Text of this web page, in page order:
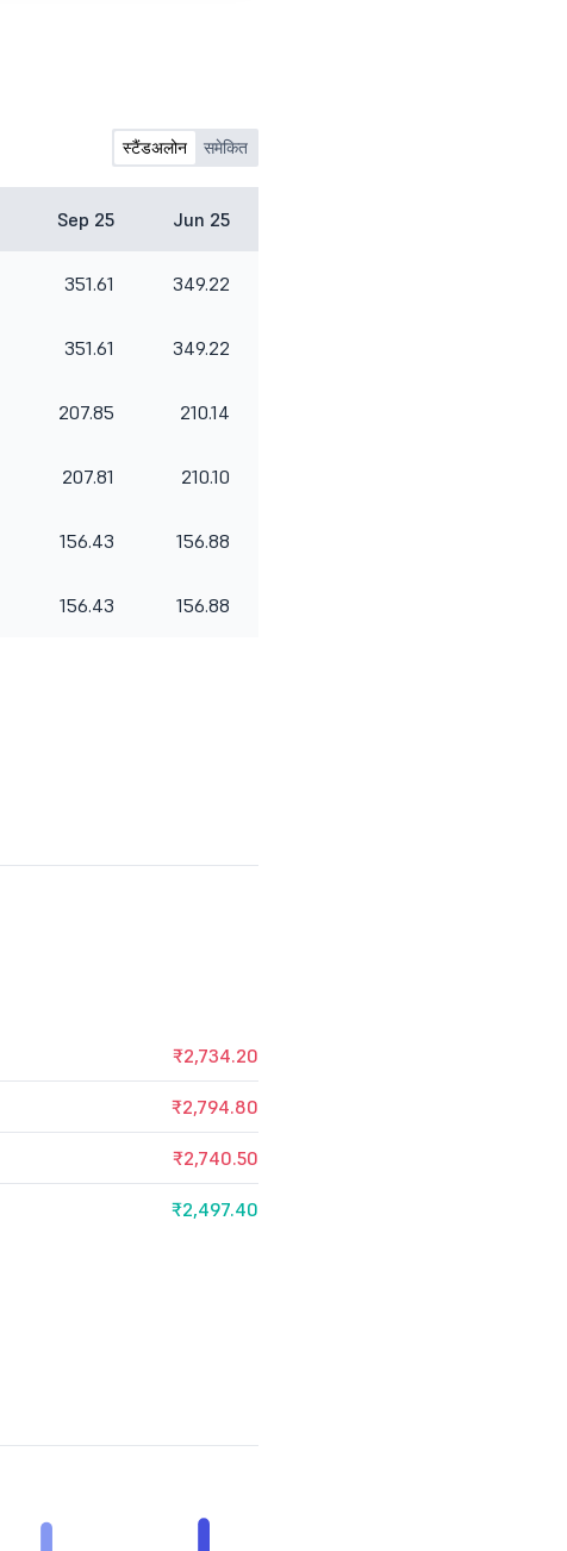
स्टैंडअलोन समेकित
Sep 25 Jun 25
351.61 349.22
351.61 349.22
207.85 210.14
207.81 210.10
156.43 156.88
156.43 156.88
₹2,734.20
₹2,794.80
₹2,740.50
₹2,497.40